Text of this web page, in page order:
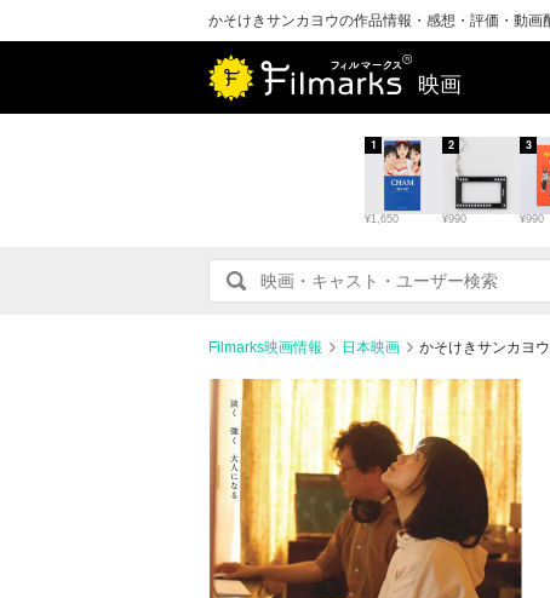
かそけきサンカヨウの作品情報・感想・評価・動画
映画
¥1,650
1
¥990
2
¥990
3
Filmarks映画情報 日本映画 かそけきサンカヨ